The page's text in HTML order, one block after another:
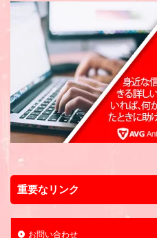
重要なリンク
お問い合わせ